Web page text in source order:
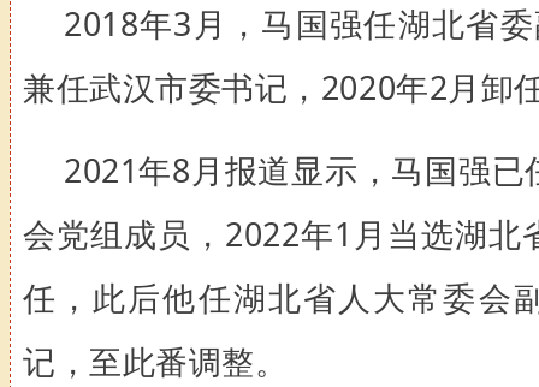
2018年3月，马国强任湖北省
兼任武汉市委书记，2020年2月卸
2021年8月报道显示，马国强
会党组成员，2022年1月当选湖北
任，此后他任湖北省人大常委会
记，至此番调整。